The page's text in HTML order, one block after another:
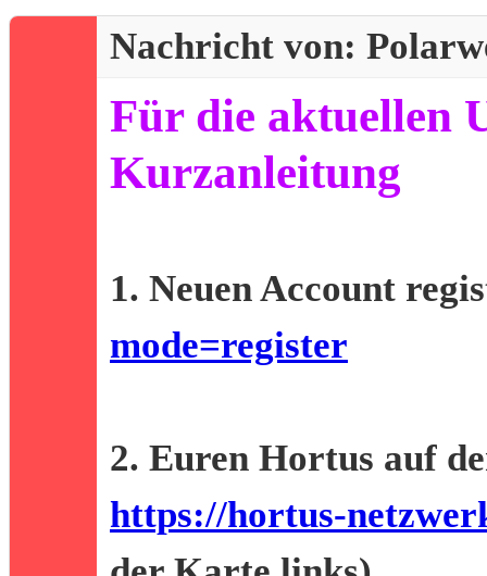
Nachricht von:
Für die aktuellen
Kurzanleitung
1. Neuen Account
mode=register
2. Euren Hortus auf
https://hortus-